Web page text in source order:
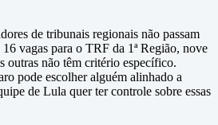
de tribunais regionais não passam
vagas para o TRF da 1ª Região, nove
outras não têm critério específico.
pode escolher alguém alinhado a
de Lula quer ter controle sobre essas